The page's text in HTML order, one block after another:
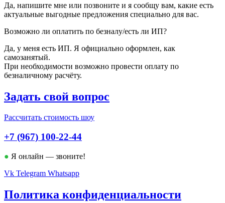
Да, напишите мне или позвоните и я сообщу вам, какие есть
актуальные выгодные предложения специально для вас.
Возможно ли оплатить по безналу/есть ли ИП?
Да, у меня есть ИП. Я официально оформлен, как
самозанятый.
При необходимости возможно провести оплату по
безналичному расчёту.
Задать свой вопрос
Рассчитать стоимость шоу
+7 (967) 100-22-44
● Я онлайн — звоните!
Vk Telegram Whatsapp
Политика конфиденциальности